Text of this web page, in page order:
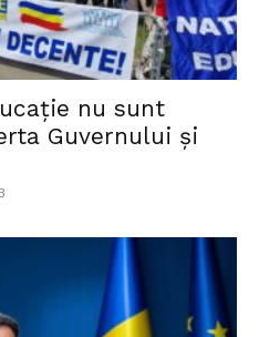
nu sunt
Guvernului și